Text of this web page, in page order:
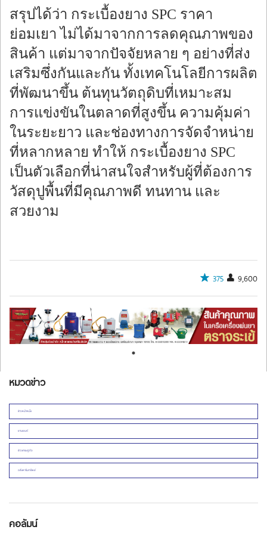
สรุปได้ว่า กระเบื้องยาง SPC ราคา
ย่อมเยา ไม่ได้มาจากการลดคุณภาพของ
สินค้า แต่มาจากปัจจัยหลาย ๆ อย่างที่ส่ง
เสริมซึ่งกันและกัน ทั้งเทคโนโลยีการผลิต
ที่พัฒนาขึ้น ต้นทุนวัตถุดิบที่เหมาะสม
การแข่งขันในตลาดที่สูงขึ้น ความคุ้มค่า
ในระยะยาว และช่องทางการจัดจำหน่าย
ที่หลากหลาย ทำให้ กระเบื้องยาง SPC
เป็นตัวเลือกที่น่าสนใจสำหรับผู้ที่ต้องการ
วัสดุปูพื้นที่มีคุณภาพดี ทนทาน และ
สวยงาม
375 9,600
หมวดข่าว
ข่าวหน้าหนึ่ง
ยานยนต์
ข่าวเศรษฐกิจ
อสังหาริมทรัพย์
คอลัมน์